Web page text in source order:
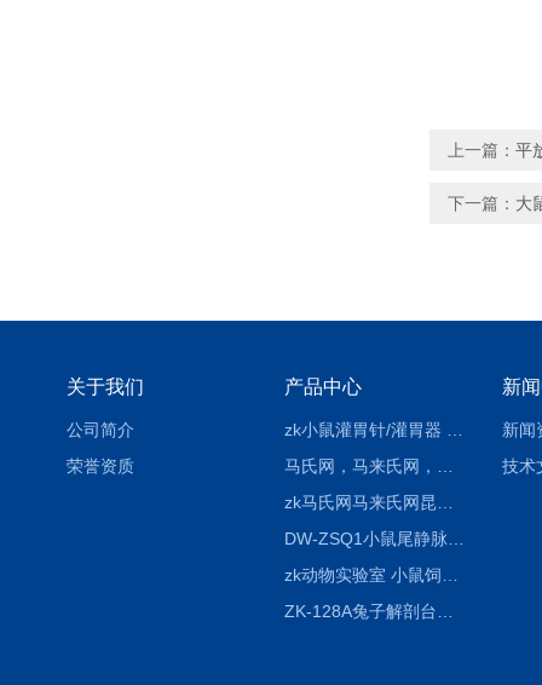
上一篇： 平
下一篇： 大
关于我们
公司简介
荣誉资质
产品中心 新
新闻
技术